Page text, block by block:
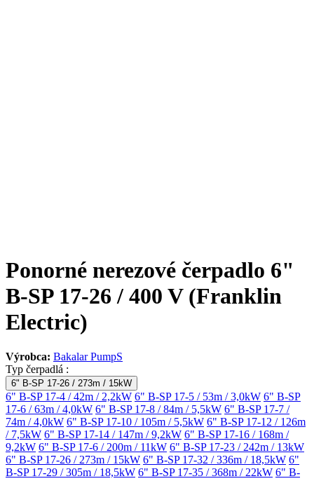
Ponorné nerezové čerpadlo 6"
B-SP 17-26 / 400 V (Franklin
Electric)
Výrobca: Bakalar PumpS
Typ čerpadlá :
6" B-SP 17-26 / 273m / 15kW
6" B-SP 17-4 / 42m / 2,2kW 6" B-SP 17-5 / 53m / 3,0kW 6" B-SP
17-6 / 63m / 4,0kW 6" B-SP 17-8 / 84m / 5,5kW 6" B-SP 17-7 /
74m / 4,0kW 6" B-SP 17-10 / 105m / 5,5kW 6" B-SP 17-12 / 126m
/ 7,5kW 6" B-SP 17-14 / 147m / 9,2kW 6" B-SP 17-16 / 168m /
9,2kW 6" B-SP 17-6 / 200m / 11kW 6" B-SP 17-23 / 242m / 13kW
6" B-SP 17-26 / 273m / 15kW 6" B-SP 17-32 / 336m / 18,5kW 6"
B-SP 17-29 / 305m / 18,5kW 6" B-SP 17-35 / 368m / 22kW 6" B-